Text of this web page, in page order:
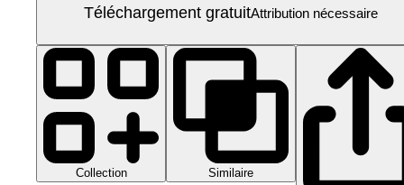
Téléchargement gratuitAttribution nécessaire
Collection Similaire